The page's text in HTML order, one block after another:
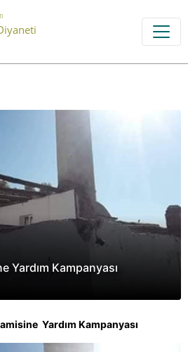
Yardım Kampanyası
Yardım Kampanyası